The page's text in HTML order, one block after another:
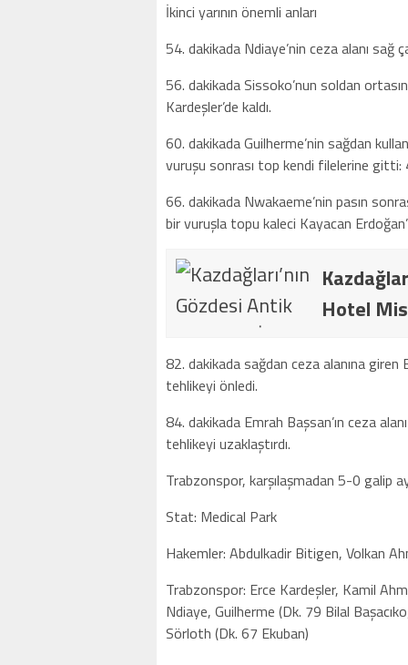
İkinci yarının önemli anları
54. dakikada Ndiaye’nin ceza alanı
56. dakikada Sissoko’nun soldan
Kardeşler’de kaldı.
60. dakikada Guilherme’nin sağdan
vuruşu sonrası top kendi filelerine gitti:
66. dakikada Nwakaeme’nin pasın
bir vuruşla topu kaleci Kayacan
Hotel
82. dakikada sağdan ceza alanına giren
tehlikeyi önledi.
84. dakikada Emrah Başsan’ın ceza
tehlikeyi uzaklaştırdı.
Trabzonspor, karşılaşmadan 5-0 galip
Stat: Medical Park
Hakemler: Abdulkadir Bitigen, Volkan
Trabzonspor: Erce Kardeşler, Kamil
Ndiaye, Guilherme (Dk. 79 Bilal
Sörloth (Dk. 67 Ekuban)